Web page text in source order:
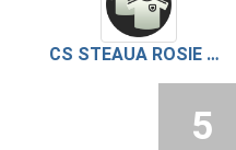
CS STEAUA ROSIE BUJORU 2021
5